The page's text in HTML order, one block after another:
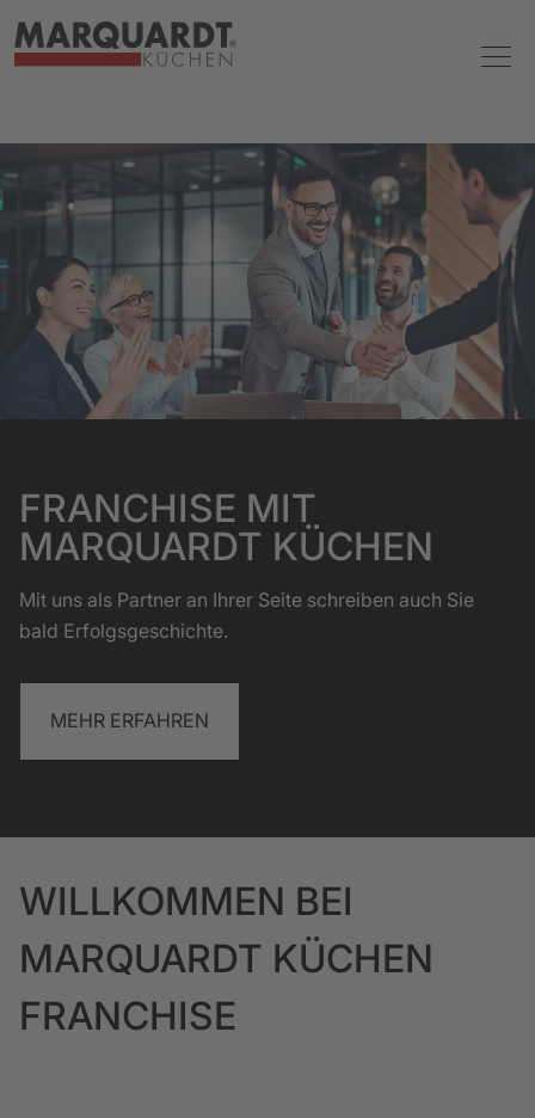
FRANCHISE MIT
MARQUARDT KÜCHEN
Mit uns als Partner an Ihrer Seite schreiben auch Sie
bald Erfolgsgeschichte.
MEHR ERFAHREN
WILLKOMMEN BEI
MARQUARDT KÜCHEN
FRANCHISE